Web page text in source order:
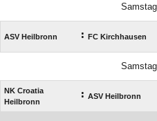
ASV Heilbronn : FC Kirchhausen
NK Croatia
Heilbronn
: ASV Heilbronn